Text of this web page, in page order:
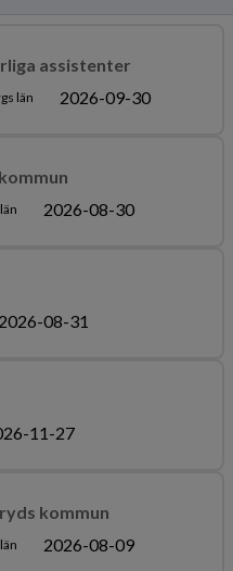
assistenter
län 2026-09-30
2026-08-30
2026-08-31
11-27
kommun
2026-08-09